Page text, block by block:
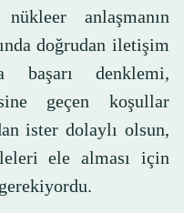
anlaşmanın
doğrudan iletişim
başarı denklemi,
geçen koşullar
ister dolaylı olsun,
ele alması için